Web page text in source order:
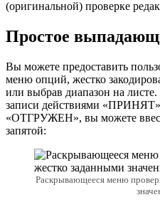
(оригинальной) проверке
Простое
Вы можете предоставить
меню опций, жестко
или выбрав диапазон на
записи действиями
«ОТГРУЖЕН», вы можете
запятой:
Раскрывающееся меню